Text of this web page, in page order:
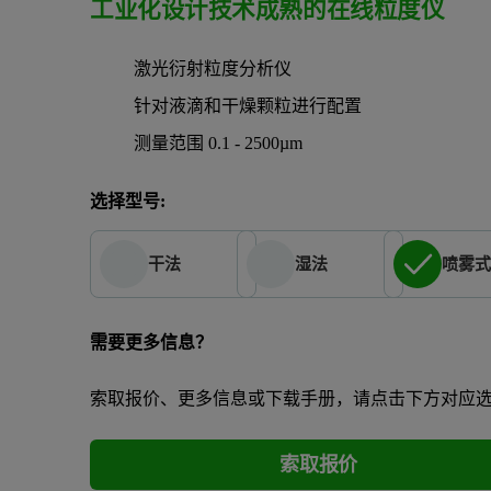
工业化设计技术成熟的在线粒度仪
激光衍射粒度分析仪
针对液滴和干燥颗粒进行配置
测量范围 0.1 - 2500µm
选择型号:
干法 湿法 喷雾式
需要更多信息？
索取报价、更多信息或下载手册，请点击下方对应
索取报价